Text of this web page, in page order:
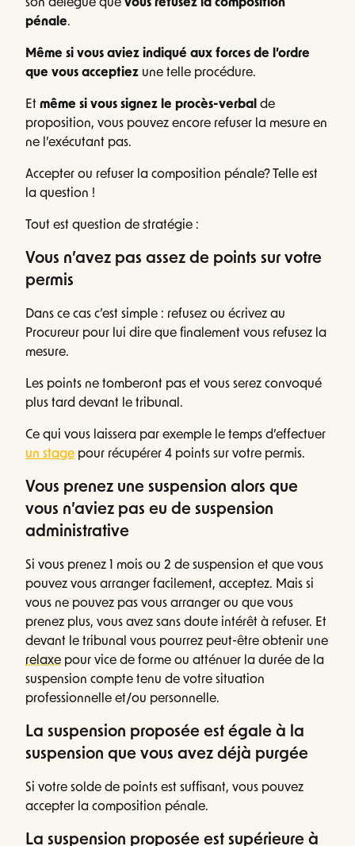
son délégué que vous refusez la composition
pénale.
Même si vous aviez indiqué aux forces de l’ordre
que vous acceptiez une telle procédure.
Et même si vous signez le procès-verbal de
proposition, vous pouvez encore refuser la mesure en
ne l’exécutant pas.
Accepter ou refuser la composition pénale? Telle est
la question !
Tout est question de stratégie :
Vous n’avez pas assez de points sur votre
permis
Dans ce cas c’est simple : refusez ou écrivez au
Procureur pour lui dire que finalement vous refusez la
mesure.
Les points ne tomberont pas et vous serez convoqué
plus tard devant le tribunal.
Ce qui vous laissera par exemple le temps d’effectuer
un stage pour récupérer 4 points sur votre permis.
Vous prenez une suspension alors que
vous n’aviez pas eu de suspension
administrative
Si vous prenez 1 mois ou 2 de suspension et que vous
pouvez vous arranger facilement, acceptez. Mais si
vous ne pouvez pas vous arranger ou que vous
prenez plus, vous avez sans doute intérêt à refuser. Et
devant le tribunal vous pourrez peut-être obtenir une
relaxe pour vice de forme ou atténuer la durée de la
suspension compte tenu de votre situation
professionnelle et/ou personnelle.
La suspension proposée est égale à la
suspension que vous avez déjà purgée
Si votre solde de points est suffisant, vous pouvez
accepter la composition pénale.
La suspension proposée est supérieure à